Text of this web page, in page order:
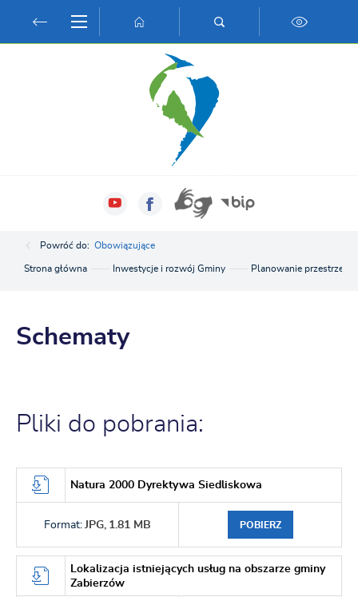
Przejdź do wyszukiwarki.
Przejdź do ustawień wielkości czcionki.
Włącz wersję kontrastową strony.
Powróć do: Obowiązujące
Strona główna Inwestycje i rozwój Gminy Planowanie
Schematy
Pliki do pobrania:
Natura 2000 Dyrektywa Siedliskowa
Format: JPG, 1.81 MB POBIERZ
Lokalizacja istniejących usług na obszarze gminy
Zabierzów